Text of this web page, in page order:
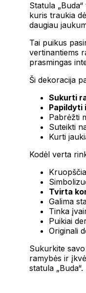
Statula
kuris traukia
daugiau
Tai puikus
vertinantiems
prasmingas
Ši dekoracija
Sukurti
Papildyti
Pabrėžti
Suteikti
Kurti
Kodėl verta
Tvirta
Galima
Tinka
Puikiai
Originali
Sukurkite
ramybės ir
statula „Buda“.